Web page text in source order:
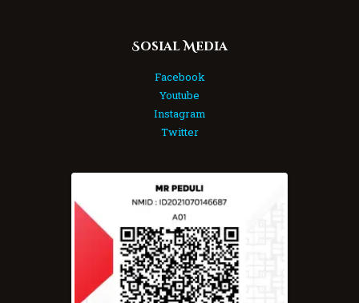
Sosial Media
Facebook
Youtube
Instagram
Twitter